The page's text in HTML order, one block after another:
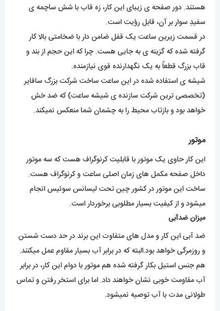
هستند. دور صفحه ی زیبای این کار، زه قاب با شش ساچمه ی
سفیدِ سوار بر آن، قابل رؤیت است.
در قسمت زیرین ساعت یک قفل ضامن دار با ضخامتی بالا کار
گرفته شده که گزینه ی به جایی هست. چرا که این حجم از بند و
قاب بزرگ قطعاً به یک نگهدارنده قوی نیازمنده.
شیشه ی استفاده شده در این ساعت ساخت شرکت بزرگ سافایر
(تخصصی ترین شرکت سازنده ی شیشه ساعت) که ضد خش
خواهد بود و بازتاب محیط را به چشمان شما منعکس نمیکند.
موتور
این کار حاوی یک موتور با قابلیت کرنوگراف هست که سه موتور
داخل صفحه مکمل های زمان اصلی ساعت و کرنوگراف هست.
ساخت این موتور در کشور چین تحت لیسانس سوئیس انجام
میشود و از کیفیت بسیار مطلوبی برخوردار است.
میزان ضدآبی
ضد آبی این کار و مدل های متفاوت این برند در حد دست شستن
و روزمرگی خواهد بود.البته که در برابر آب بسیار مقاوم عمل میکنند.
هم جنس استیل بکار گرفته شده هم موتور با دوام این کار، در برابر
آب مقاومت خوبی نشان خواهند داد. اما برای استخر رفتن و تماس
طولانی مدت با آب توصیه نمیشود.